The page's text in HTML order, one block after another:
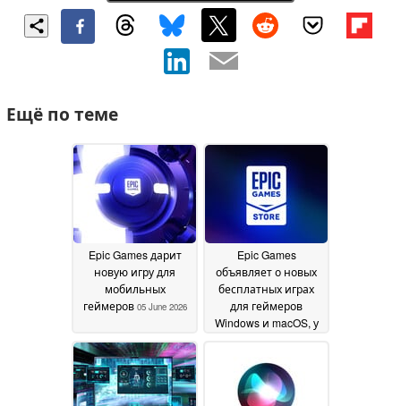
Ещё по теме
Epic Games дарит
новую игру для
мобильных
геймеров 05 June 2026
Epic Games
объявляет о новых
бесплатных играх
для геймеров
Windows и macOS, у
June 2026